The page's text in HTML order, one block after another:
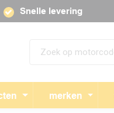
merken
Snelle levering